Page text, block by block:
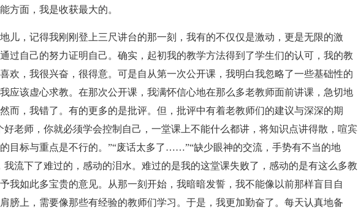
方面，我是收获最大的。
儿，记得我刚刚登上三尺讲台的那一刻，我有的不仅仅是激动，更是无限的激
过自己的努力证明自己。确实，起初我的教学方法得到了学生们的认可，我的教
欢，我很兴奋，很得意。可是自从第一次公开课，我明白我忽略了一些基础性的
应该虚心求教。在那次公开课，我满怀信心地在那么多老教师面前讲课，急切地
而，我错了。有的更多的是批评。但，批评中有着老教师们的建议与深深的期
好老师，你就必须学会控制自己，一堂课上不能什么都讲，将知识点讲得散，喧宾
目标与重点是不行的。”“废话太多了……”“缺少眼神的交流，手势有不当的地
流下了难过的，感动的泪水。难过的是我的这堂课失败了，感动的是有这么多教
我如此多宝贵的意见。从那一刻开始，我暗暗发誓，我不能像以前那样盲目自
膀上，需要像那些有经验的教师们学习。于是，我更加勤奋了。每天认真地备